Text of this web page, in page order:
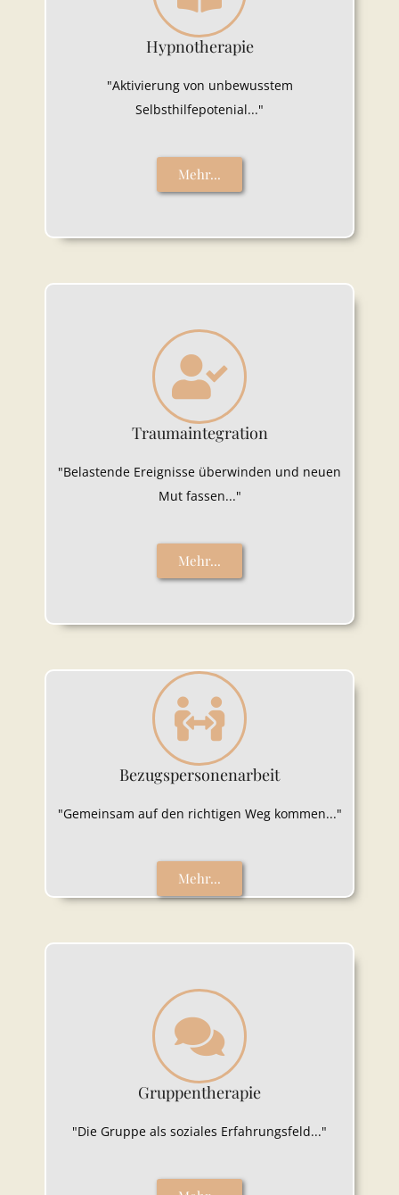
Hypnotherapie
"Aktivierung von unbewusstem
Selbsthilfepotenial..."
Mehr...
Traumaintegration
"Belastende Ereignisse überwinden und neuen
Mut fassen..."
Mehr...
Bezugspersonenarbeit
"Gemeinsam auf den richtigen Weg kommen..."
Mehr...
Gruppentherapie
"Die Gruppe als soziales Erfahrungsfeld..."